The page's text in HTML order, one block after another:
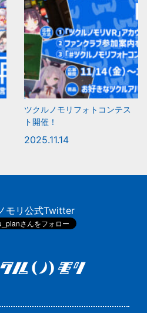
ツクルノモリフォトコンテス
ト開催！
2025.11.14
モリ公式Twitter